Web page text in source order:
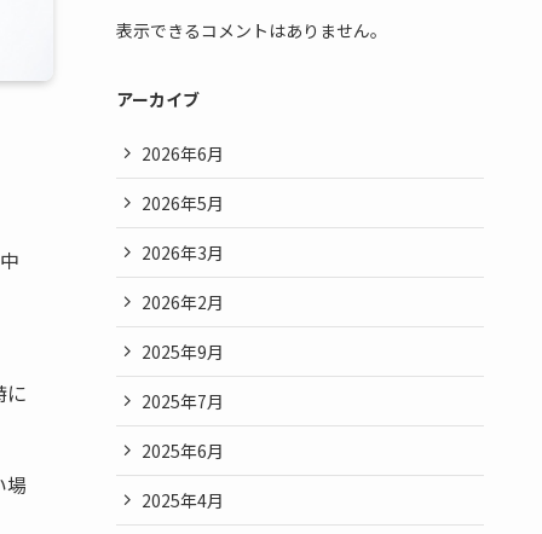
に
場
表示できるコメントはありません。
アーカイブ
2026年6月
2026年5月
2026年3月
2026年2月
2025年9月
2025年7月
2025年6月
2025年4月